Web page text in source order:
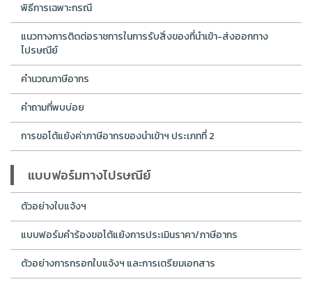
พิธีการเฉพาะกรณี
แนวทางการติดต่อราชการในการรับสิ่งของที่นำเข้า-ส่งออกทาง
ไปรษณีย์
คำนวณภาษีอากร
คำถามที่พบบ่อย
การขอโต้แย้งค่าภาษีอากรของนำเข้าฯ ประเภทที่ 2
แบบฟอร์มทางไปรษณีย์
ตัวอย่างใบแจ้งฯ
แบบฟอร์มคำร้องขอโต้แย้งการประเมินราคา/ภาษีอากร
ตัวอย่างการกรอกใบแจ้งฯ และการเตรียมเอกสาร